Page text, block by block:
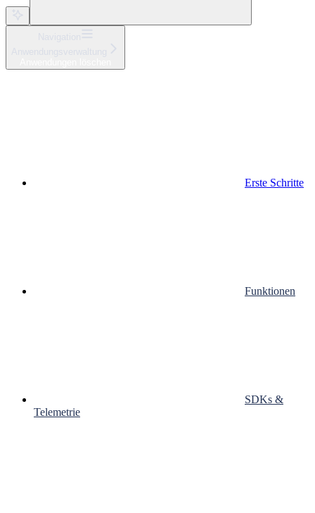
Erste Schritte
Funktionen
SDKs &
Telemetrie